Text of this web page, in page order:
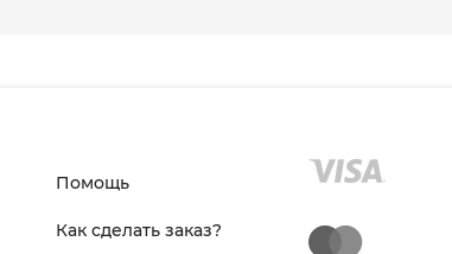
Помощь
Как сделать заказ?